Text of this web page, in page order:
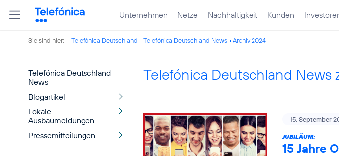
Unternehmen Netze Nachhaltigkeit Kunden
Sie sind hier: Telefónica Deutschland Telefónica Deutschland News Archiv 2024
Telefónica Deutschland
News
Blogartikel
Lokale
Ausbaumeldungen
Pressemitteilungen
Telefónica Deutschland
15. September
JUBILÄUM:
15 Jahre